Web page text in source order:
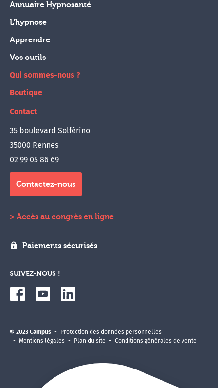
Annuaire Hypnosanté
L'hypnose
Apprendre
Vos outils
Qui sommes-nous ?
Boutique
Contact
35 boulevard Solférino
35000 Rennes
02 99 05 86 69
Contactez-nous
Accès au congrès en ligne
Paiements sécurisés
SUIVEZ-NOUS !
© 2023 Campus
Protection des données personnelles
Mentions légales
Plan du site Conditions générales de vente